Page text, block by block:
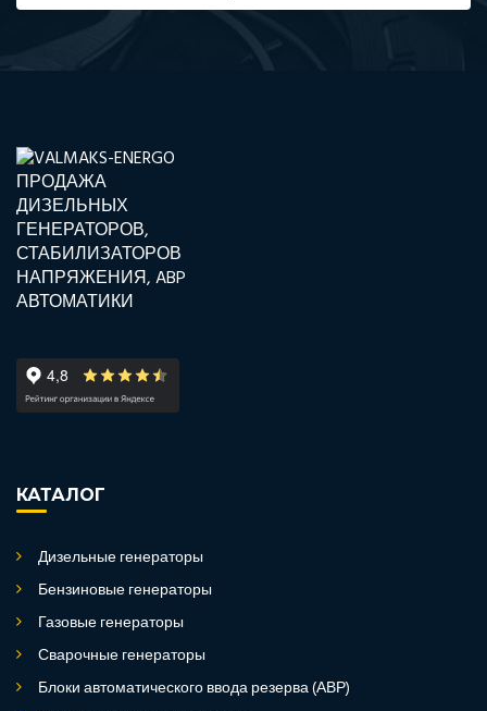
КАТАЛОГ
Дизельные генераторы
Бензиновые генераторы
Газовые генераторы
Сварочные генераторы
Блоки автоматического ввода резерва (АВР)